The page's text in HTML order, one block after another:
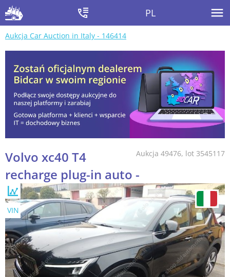
PL
Aukcja Car Auction in Italy - 146414
Aukcja 49476, lot 3545117
Volvo xc40 T4
recharge plug-in auto -
VIN